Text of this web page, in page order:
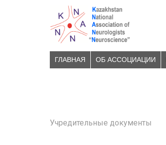
ГЛАВНАЯ ОБ АССОЦИАЦИИ
Учредительные документы